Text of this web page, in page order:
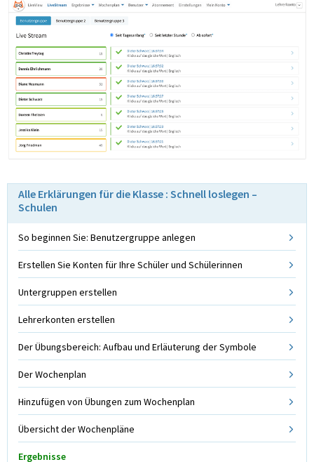
Alle Erklärungen für die Klasse : Schnell loslegen –
Schulen
So beginnen Sie: Benutzergruppe anlegen
Erstellen Sie Konten für Ihre Schüler und Schülerinnen
Untergruppen erstellen
Lehrerkonten erstellen
Der Übungsbereich: Aufbau und Erläuterung der Symbole
Der Wochenplan
Hinzufügen von Übungen zum Wochenplan
Übersicht der Wochenpläne
Ergebnisse